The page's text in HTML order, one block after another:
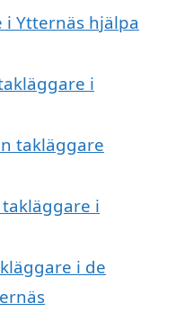
i Ytternäs hjälpa
i
takläggare
i
i de